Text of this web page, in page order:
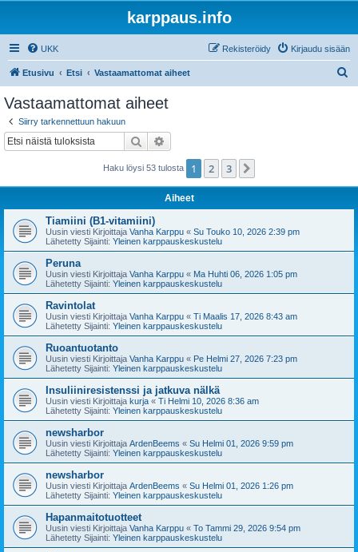
karppaus.info
UKK Kirjaudu sisään
Rekisteröidy
Etusivu Etsi Vastaamattomat aiheet
Vastaamattomat aiheet
Siirry tarkennettuun hakuun
Etsi
Haku löysi 53 tulosta 1 2 3
Aiheet
Tiamiini (B1-vitamiini)
Uusin viesti Kirjoittaja Vanha Karppu « Su Touko 10, 2026 2:39 pm
Lähetetty Sijainti: Yleinen karppauskeskustelu
Peruna
Uusin viesti Kirjoittaja Vanha Karppu « Ma Huhti 06, 2026 1:05 pm
Lähetetty Sijainti: Yleinen karppauskeskustelu
Ravintolat
Uusin viesti Kirjoittaja Vanha Karppu « Ti Maalis 17, 2026 8:43 am
Lähetetty Sijainti: Yleinen karppauskeskustelu
Ruoantuotanto
Uusin viesti Kirjoittaja Vanha Karppu « Pe Helmi 27, 2026 7:23 pm
Lähetetty Sijainti: Yleinen karppauskeskustelu
Insuliiniresistenssi ja jatkuva nälkä
Uusin viesti Kirjoittaja kurja « Ti Helmi 10, 2026 8:36 am
Lähetetty Sijainti: Yleinen karppauskeskustelu
newsharbor
Uusin viesti Kirjoittaja ArdenBeems « Su Helmi 01, 2026 9:59 pm
Lähetetty Sijainti: Yleinen karppauskeskustelu
newsharbor
Uusin viesti Kirjoittaja ArdenBeems « Su Helmi 01, 2026 1:26 pm
Lähetetty Sijainti: Yleinen karppauskeskustelu
Hapanmaitotuotteet
Uusin viesti Kirjoittaja Vanha Karppu « To Tammi 29, 2026 9:54 pm
Lähetetty Sijainti: Yleinen karppauskeskustelu